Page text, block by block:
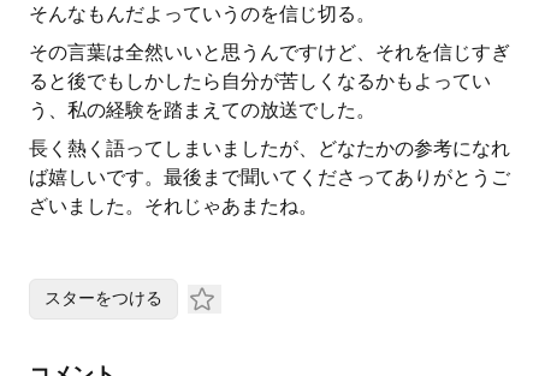
そんなもんだよっていうのを信じ切る。
その言葉は全然いいと思うんですけど、それを信じすぎ
ると後でもしかしたら自分が苦しくなるかもよってい
う、私の経験を踏まえての放送でした。
長く熱く語ってしまいましたが、どなたかの参考になれ
ば嬉しいです。最後まで聞いてくださってありがとうご
ざいました。それじゃあまたね。
スターをつける